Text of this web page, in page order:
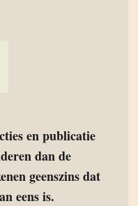
en publicatie
dan de
geenszins dat
eens is.